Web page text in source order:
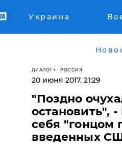
Украина
ДИАЛОГ РОССИЯ
20 июня 2017, 21:29
​"Поздно
остановить",
себя "гонцом
введенных